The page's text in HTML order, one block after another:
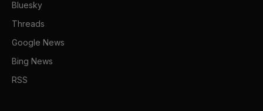
Bluesky
Threads
Google News
Bing News
RSS